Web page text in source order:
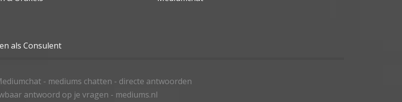
als Consulent
- mediums chatten - directe antwoorden
antwoord op je vragen - mediums.nl